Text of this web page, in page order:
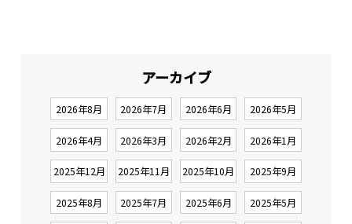
アーカイブ
2026年8月 2026年7月 2026年6月 2026年5月
2026年4月 2026年3月 2026年2月 2026年1月
2025年12月 2025年11月 2025年10月 2025年9月
2025年8月 2025年7月 2025年6月 2025年5月